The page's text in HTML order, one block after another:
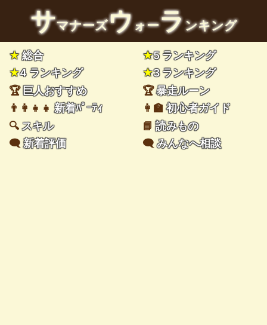
サマナーズウォーランキング
★総合 ★5 ランキング
★4 ランキング ★3 ランキング
🏆巨人おすすめ 🏆暴走ルーン
👨‍👩‍👧‍👧新着ﾊﾟｰﾃｨ 👩‍🏫初心者ガイド
🔍スキル 📘読みもの
🗨️新着評価 🗨️みんなへ相談